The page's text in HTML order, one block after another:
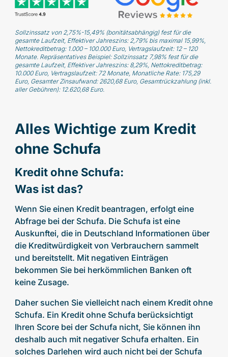
Sollzinssatz von 2,75%-15,49% (bonitätsabhängig) fest für die
gesamte Laufzeit, Effektiver Jahreszins: 2,79% bis maximal 15,99%,
Nettokreditbetrag: 1.000 – 100.000 Euro, Vertragslaufzeit: 12 – 120
Monate. Repräsentatives Beispiel: Sollzinssatz 7,98% fest für die
gesamte Laufzeit, Effektiver Jahreszins: 8,29%, Nettokreditbetrag:
10.000 Euro, Vertragslaufzeit: 72 Monate, Monatliche Rate: 175,29
Euro, Gesamter Zinsaufwand: 2620,68 Euro, Gesamtrückzahlung (inkl.
aller Gebühren): 12.620,68 Euro.
Alles Wichtige zum Kredit
ohne Schufa
Kredit ohne Schufa:
Was ist das?
Wenn Sie einen Kredit beantragen, erfolgt eine
Abfrage bei der Schufa. Die Schufa ist eine
Auskunftei, die in Deutschland Informationen über
die Kreditwürdigkeit von Verbrauchern sammelt
und bereitstellt. Mit negativen Einträgen
bekommen Sie bei herkömmlichen Banken oft
keine Zusage.
Daher suchen Sie vielleicht nach einem Kredit ohne
Schufa. Ein Kredit ohne Schufa berücksichtigt
Ihren Score bei der Schufa nicht, Sie können ihn
deshalb auch mit negativer Schufa erhalten. Ein
solches Darlehen wird auch nicht bei der Schufa